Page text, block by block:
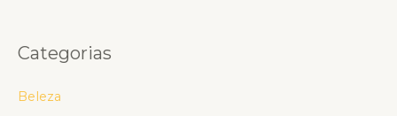
Categorias
Beleza